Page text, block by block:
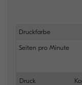
Druckfarbe
Seiten pro Minute
Druck